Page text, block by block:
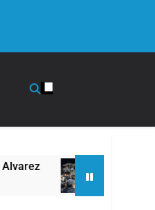
6 Horas Atrás